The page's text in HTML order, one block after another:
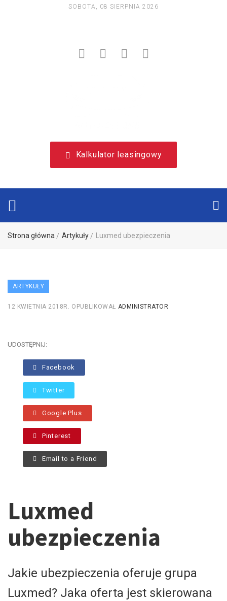
SOBOTA, 08 SIERPNIA 2026
Kalkulator leasingowy
Strona główna Artykuły Luxmed ubezpieczenia
ARTYKUŁY
12 KWIETNIA 2018R. OPUBLIKOWAŁ ADMINISTRATOR
UDOSTĘPNIJ:
Facebook
Twitter
Google Plus
Pinterest
Email to a Friend
Luxmed
ubezpieczenia
​Jakie ubezpieczenia oferuje grupa
Luxmed? Jaka oferta jest skierowana